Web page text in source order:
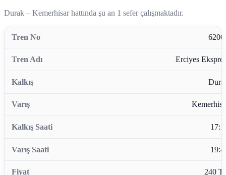
Durak – Kemerhisar hattında şu an 1 sefer çalışmaktadır.
Erciyes
240